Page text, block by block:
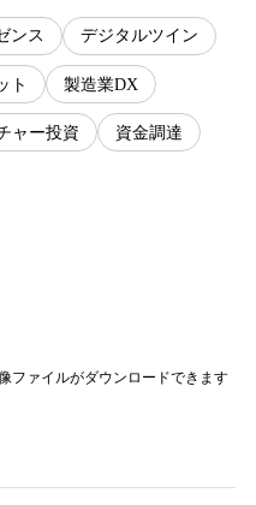
ンス デジタルツイン
ト 製造業DX
ャー投資 資金調達
ファイルがダウンロードできます